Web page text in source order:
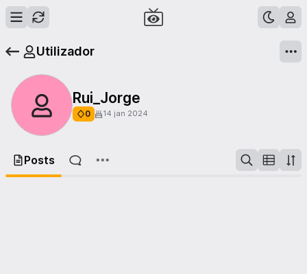
Utilizador
Rui_Jorge
0 14 jan 2024
Posts